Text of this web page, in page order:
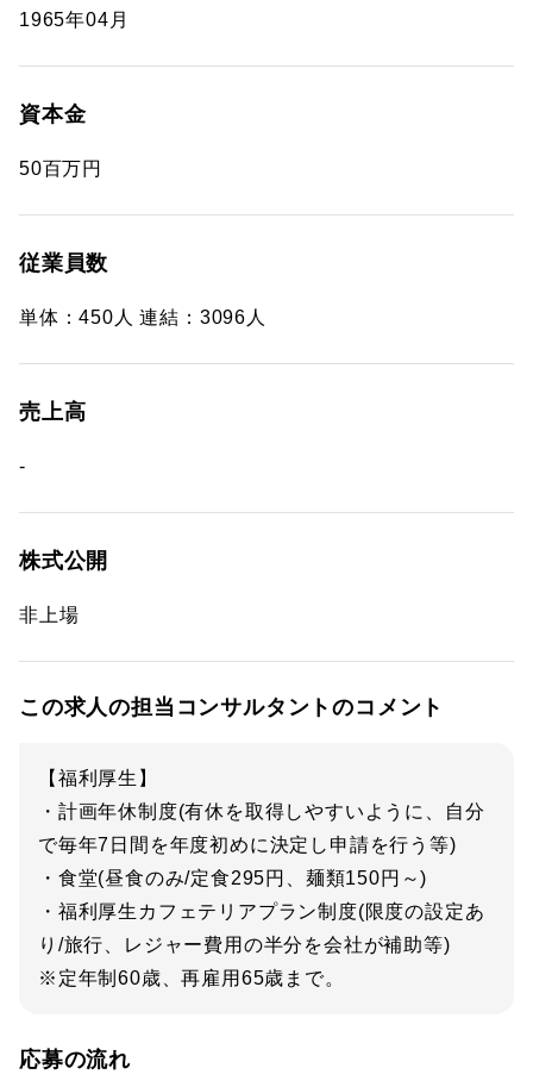
1965年04月
資本金
50百万円
従業員数
単体：450人 連結：3096人
売上高
-
株式公開
非上場
この求人の担当コンサルタントのコメント
【福利厚生】
・計画年休制度(有休を取得しやすいように、自分
で毎年7日間を年度初めに決定し申請を行う等)
・食堂(昼食のみ/定食295円、麺類150円～)
・福利厚生カフェテリアプラン制度(限度の設定あ
り/旅行、レジャー費用の半分を会社が補助等)
※定年制60歳、再雇用65歳まで。
応募の流れ